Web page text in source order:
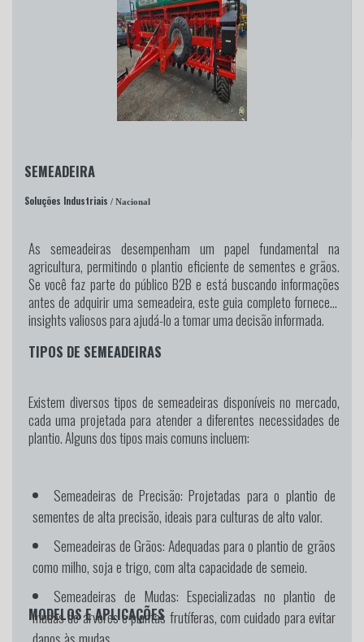
SEMEADEIRA
Soluções Industriais / Nacional
As semeadeiras desempenham um papel fundamental na
agricultura, permitindo o plantio eficiente de sementes e grãos.
Se você faz parte do público B2B e está buscando informações
antes de adquirir uma semeadeira, este guia completo fornecerá
insights valiosos para ajudá-lo a tomar uma decisão informada.
TIPOS DE SEMEADEIRAS
Existem diversos tipos de semeadeiras disponíveis no mercado,
cada uma projetada para atender a diferentes necessidades de
plantio. Alguns dos tipos mais comuns incluem:
Semeadeiras de Precisão: Projetadas para o plantio de
sementes de alta precisão, ideais para culturas de alto valor.
Semeadeiras de Grãos:Adequadas para o plantio de grãos
como milho, soja e trigo, com alta capacidade de semeio.
Semeadeiras de Mudas: Especializadas no plantio de
mudas de árvores e plantas frutíferas, com cuidado para evitar
MODELOS E APLICAÇÕES